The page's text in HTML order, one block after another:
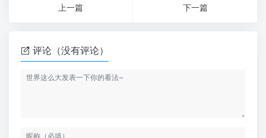
上一篇
下一篇
评论（没有评论）